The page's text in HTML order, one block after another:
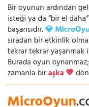
Bir oyunun ardından
isteği ya da “bir el
başarısıdır.💎
sıradan bir etkinlik
tekrar tekrar
Burada oyun
zamanla biraşka 💖